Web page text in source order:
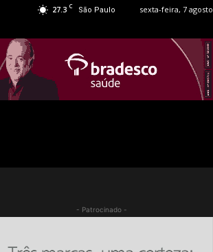
27.3 C São Paulo sexta-feira, 7 agosto
- Patrocinado -